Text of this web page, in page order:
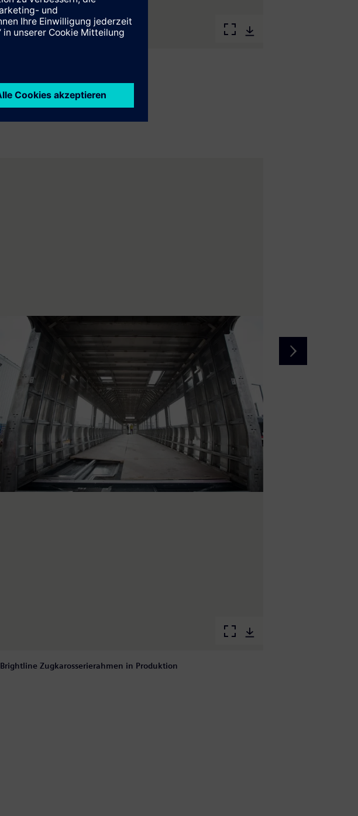
Brightline Zugkarosserierahmen in Produktion